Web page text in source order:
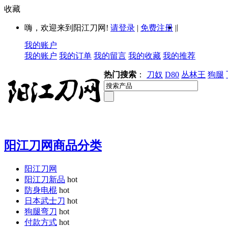
收藏
嗨，欢迎来到阳江刀网! 请登录 | 免费注册 ||
我的账户
我的账户 我的订单 我的留言 我的收藏 我的推荐
热门搜索 ： 刀奴 D80 丛林王 狗腿
阳江刀网商品分类
阳江刀网
阳江刀新品 hot
防身电棍 hot
日本武士刀 hot
狗腿弯刀 hot
付款方式 hot